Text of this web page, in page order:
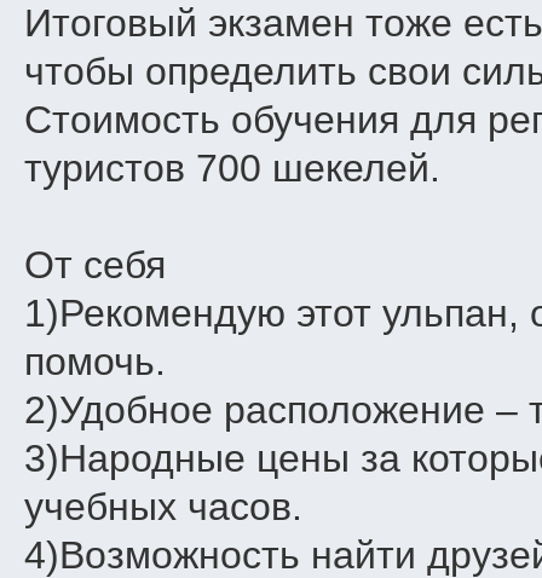
Итоговый экзамен тоже
чтобы определить свои
Стоимость обучения для
туристов 700 шекелей.
От себя
1)Рекомендую этот ульпан,
помочь.
2)Удобное расположение –
3)Народные цены за
учебных часов.
4)Возможность найти